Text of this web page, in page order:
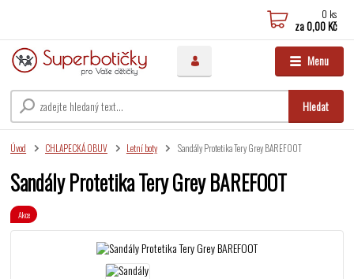
Menu
Hledat
0 ks
za0,00 Kč
Úvod CHLAPECKÁ OBUV Letní boty Sandály Protetika Tery Grey BAREFOOT
Sandály Protetika Tery Grey BAREFOOT
Akce